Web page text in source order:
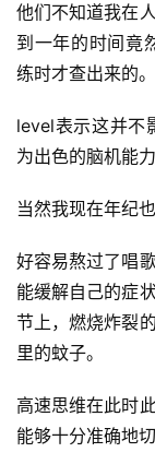
他们不知道我在
到一年的时间竟
练时才查出来的。
level表示这并不
为出色的脑机能
当然我现在年纪也
好容易熬过了唱
能缓解自己的症
节上，燃烧炸裂
里的蚊子。
高速思维在此时
能够十分准确地